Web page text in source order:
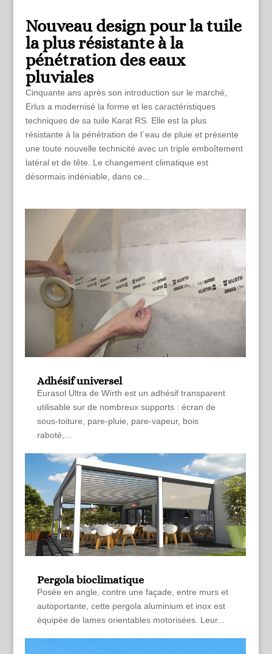
Nouveau design pour la tuile
la plus résistante à la
pénétration des eaux
pluviales
Cinquante ans après son introduction sur le marché,
Erlus a modernisé la forme et les caractéristiques
techniques de sa tuile Karat RS. Elle est la plus
résistante à la pénétration de l´eau de pluie et présente
une toute nouvelle technicité avec un triple emboîtement
latéral et de tête. Le changement climatique est
désormais indéniable, dans ce...
Adhésif universel
Eurasol Ultra de Wïrth est un adhésif transparent
utilisable sur de nombreux supports : écran de
sous-toiture, pare-pluie, pare-vapeur, bois
raboté,...
Pergola bioclimatique
Posée en angle, contre une façade, entre murs et
autoportante, cette pergola aluminium et inox est
équipée de lames orientables motorisées. Leur...